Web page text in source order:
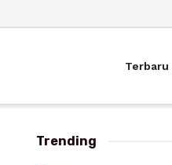
Terbaru
Trending